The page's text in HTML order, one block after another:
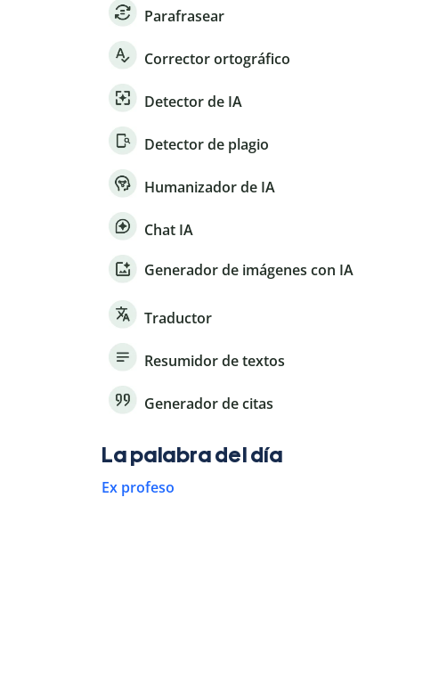
Parafrasear
Corrector ortográfico
Detector de IA
Detector de plagio
Humanizador de IA
Chat IA
Generador de imágenes con IA
Traductor
Resumidor de textos
Generador de citas
La palabra del día
Ex profeso